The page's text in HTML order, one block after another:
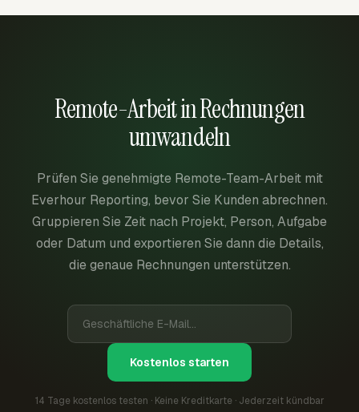
Remote-Arbeit in Rechnungen
umwandeln
Prüfen Sie genehmigte Remote-Team-Arbeit mit
Everhour Reporting, bevor Sie Kunden abrechnen.
Gruppieren Sie Zeit nach Projekt, Person, Aufgabe
oder Datum und exportieren Sie dann die Details,
die genaue Rechnungen unterstützen.
Kostenlos starten
14 Tage kostenlos testen · Keine Kreditkarte · Jederzeit kündbar